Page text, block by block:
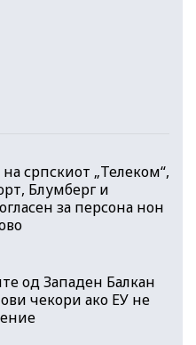
српскиот „Телеком“,
Блумберг и
за персона нон
од Западен Балкан
чекори ако ЕУ не